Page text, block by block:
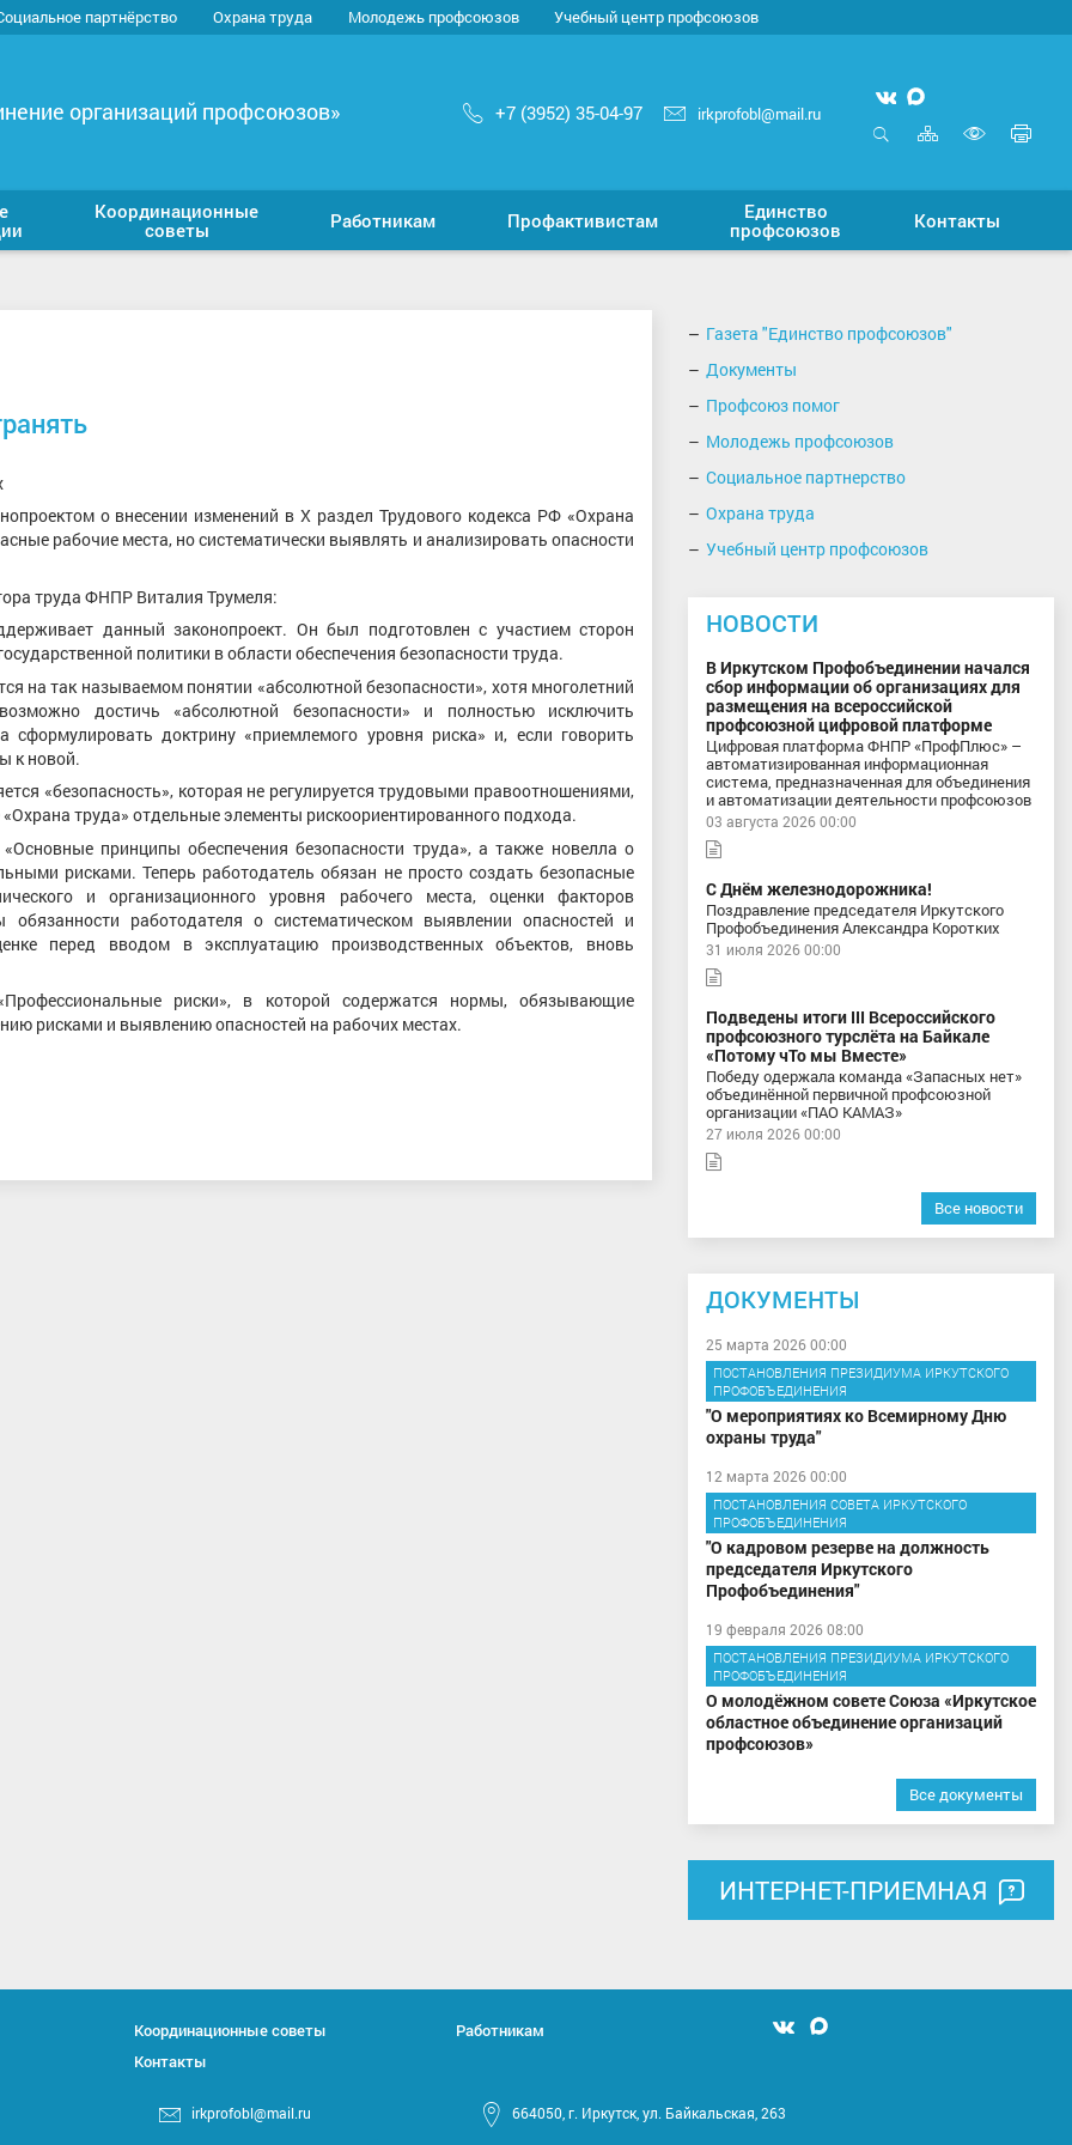
партнёрство Охрана труда Молодежь профсоюзов Учебный центр профсоюзов
организаций профсоюзов» +7 (3952) 35-04-97 irkprofobl@mail.ru Мы
вконтакте
Мы
MAX
Карта
сайта
для
Координационные
советы
Работникам Профактивистам
Единство
профсоюзов
Контакты
о внесении изменений в Х раздел Трудового кодекса РФ «Охрана
рабочие места, но систематически выявлять и анализировать опасности
труда ФНПР Виталия Трумеля:
данный законопроект. Он был подготовлен с участием сторон
политики в области обеспечения безопасности труда.
на так называемом понятии «абсолютной безопасности», хотя многолетний
достичь «абсолютной безопасности» и полностью исключить
доктрину «приемлемого уровня риска» и, если говорить
к новой.
«безопасность», которая не регулируется трудовыми правоотношениями,
труда» отдельные элементы рискоориентированного подхода.
принципы обеспечения безопасности труда», а также новелла о
рисками. Теперь работодатель обязан не просто создать безопасные
и организационного уровня рабочего места, оценки факторов
работодателя о систематическом выявлении опасностей и
перед вводом в эксплуатацию производственных объектов, вновь
риски», в которой содержатся нормы, обязывающие
рисками и выявлению опасностей на рабочих местах.
Газета "Единство профсоюзов"
Документы
Профсоюз помог
Молодежь профсоюзов
Социальное партнерство
Охрана труда
Учебный центр профсоюзов
НОВОСТИ
В Иркутском Профобъединении начался
сбор информации об организациях для
размещения на всероссийской
профсоюзной цифровой платформе
Цифровая платформа ФНПР «ПрофПлюс» –
автоматизированная информационная
система, предназначенная для объединения
и автоматизации деятельности профсоюзов
03 августа 2026 00:00
С Днём железнодорожника!
Поздравление председателя Иркутского
Профобъединения Александра Коротких
31 июля 2026 00:00
Подведены итоги III Всероссийского
профсоюзного турслёта на Байкале
«Потому чТо мы Вместе»
Победу одержала команда «Запасных нет»
объединённой первичной профсоюзной
организации «ПАО КАМАЗ»
27 июля 2026 00:00
Все новости
ДОКУМЕНТЫ
25 марта 2026 00:00
ПОСТАНОВЛЕНИЯ ПРЕЗИДИУМА ИРКУТСКОГО
ПРОФОБЪЕДИНЕНИЯ
"О мероприятиях ко Всемирному Дню
охраны труда"
12 марта 2026 00:00
ПОСТАНОВЛЕНИЯ СОВЕТА ИРКУТСКОГО
ПРОФОБЪЕДИНЕНИЯ
"О кадровом резерве на должность
председателя Иркутского
Профобъединения"
19 февраля 2026 08:00
ПОСТАНОВЛЕНИЯ ПРЕЗИДИУМА ИРКУТСКОГО
ПРОФОБЪЕДИНЕНИЯ
О молодёжном совете Союза «Иркутское
областное объединение организаций
профсоюзов»
Все документы
ИНТЕРНЕТ-ПРИЕМНАЯ
Координационные советы
Работникам
Контакты
Мы Мы
irkprofobl@mail.ru 664050, г. Иркутск, ул. Байкальская, 263